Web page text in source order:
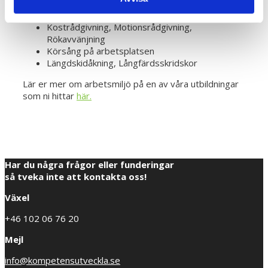
squaredance, zumba, folkdans, cheerleading och
jazzdans
Kostrådgivning, Motionsrådgivning,
Rökavvänjning
Körsång på arbetsplatsen
Längdskidåkning, Långfärdsskridskor
Lär er mer om arbetsmiljö på en av våra utbildningar
som ni hittar här.
Har du några frågor eller funderingar
så tveka inte att kontakta oss!
Växel
+46 102 06 76 20
Mejl
info@kompetensutveckla.se